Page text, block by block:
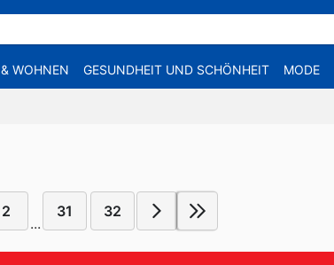
WOHNEN GESUNDHEIT UND SCHÖNHEIT MODE
2
...
31 32